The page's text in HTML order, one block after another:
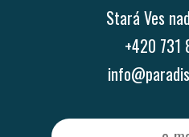
Stará Ves
+420 731